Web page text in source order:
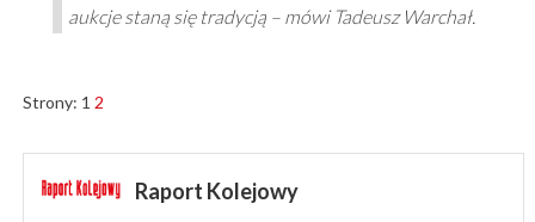
aukcje staną się tradycją – mówi Tadeusz Warchał.
Strony: 1 2
Raport Kolejowy